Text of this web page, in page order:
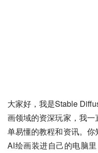
大家好，我是Stable
画领域的资深玩家，我
单易懂的教程和资讯。
AI绘画装进自己的电脑